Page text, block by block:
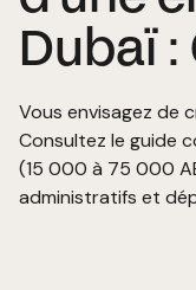
Dubaï :
Vous envisagez de
Consultez le guide
(15 000 à 75 000
administratifs et